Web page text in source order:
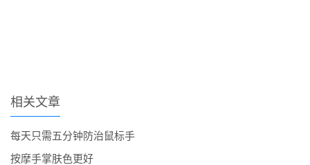
相关文章
每天只需五分钟防治鼠标手
按摩手掌肤色更好